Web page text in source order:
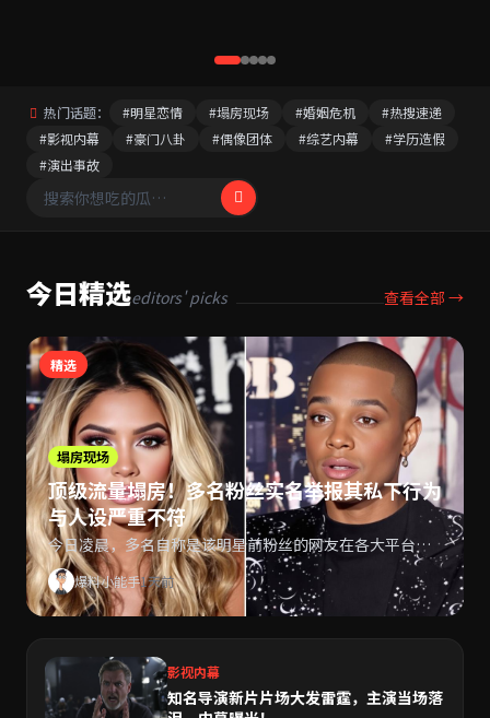
热门话题： #明星恋情 #塌房现场 #婚姻危机
#热搜速递
#影视内幕
#豪门八卦 #偶像团体 #综艺内幕
#学历造假
#演出事故
今日精选editors' picks 查看全部 →
精选
塌房现场
顶级流量塌房！多名粉丝实名举报其私下行为
与人设严重不符
今日凌晨，多名自称是该明星前粉丝的网友在各大平台发
布长文，附上大量截图与录音，指控其私下行为与公众形
象严重背离……
爆料小能手1天前
影视内幕
知名导演新片片场大发雷霆，主演当场落